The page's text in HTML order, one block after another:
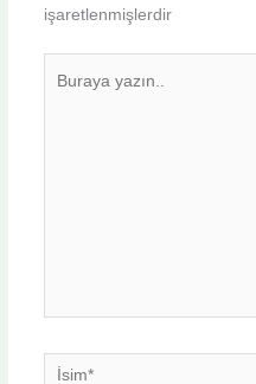
işaretlenmişlerdir
İsim*